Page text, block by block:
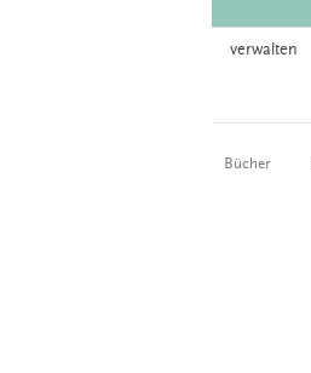
verwalten
Bücher